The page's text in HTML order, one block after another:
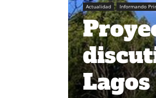
Actualidad Informando
Lagos